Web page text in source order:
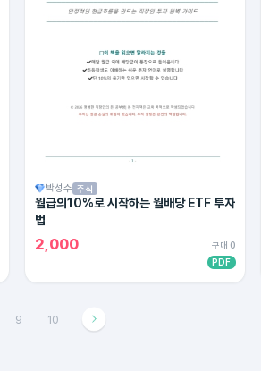
박성수 주식
월급의10%로 시작하는 월배당 ETF 투자
법
2,000
구매 0
PDF
9 10